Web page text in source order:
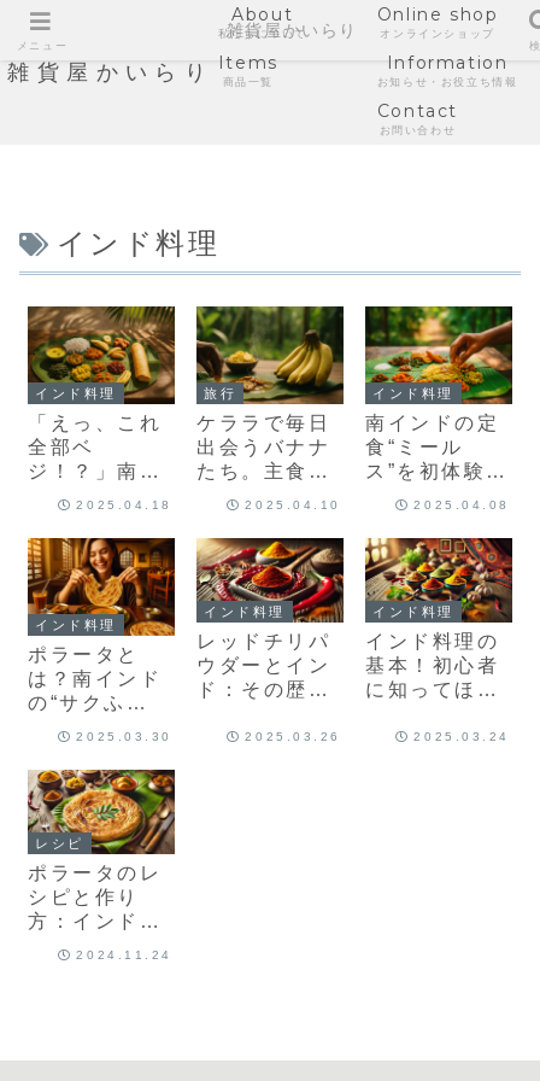
雑貨屋かいらり
About
私たちについて
Online shop
オンラインショップ
Items
商品一覧
Information
お知らせ・お役立ち情報
Contact
お問い合わせ
インド料理
インド料理
「えっ、これ
全部ベ
ジ！？」南イ
ンド・ケララ
高だった話
2025.04.18
旅行
ケララで毎日
出会うバナナ
たち。主食で
あり、おやつ
さでもある
2025.04.10
インド料理
南インドの定
食“ミール
ス”を初体験！
バナナの葉に
の食文化
2025.04.08
インド料理
ポラータと
は？南インド
の“サクふ
わ”パンと日本
店【読者さん
おすすめ】
2025.03.30
インド料理
レッドチリパ
ウダーとイン
ド：その歴
魅力 2025.03.26
インド料理
インド料理の
基本！初心者
に知ってほし
世界 2025.03.24
レシピ
ポラータのレ
シピと作り
方：インドの
美味しいフラ
2024.11.24
メニュー
雑貨屋かいらり